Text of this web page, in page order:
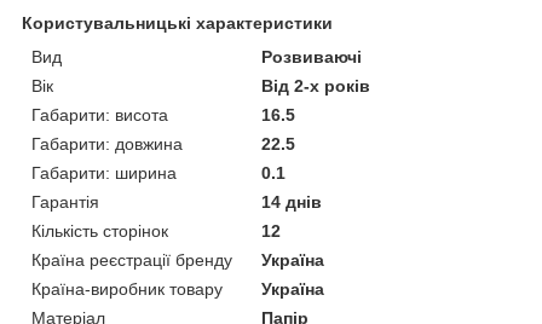
Користувальницькі характеристики
Вид
Розвиваючі
Вік
Від 2-х років
Габарити: висота
16.5
Габарити: довжина
22.5
Габарити: ширина
0.1
Гарантія
14 днів
Кількість сторінок
12
Країна реєстрації бренду
Україна
Країна-виробник товару
Україна
Матеріал
Папір